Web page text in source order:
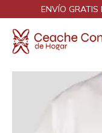
ENVÍO GRATIS